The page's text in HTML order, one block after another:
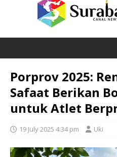
Porprov 2025:
Safaat Berikan
untuk Atlet
19 July 2025 4:34 pm Uki